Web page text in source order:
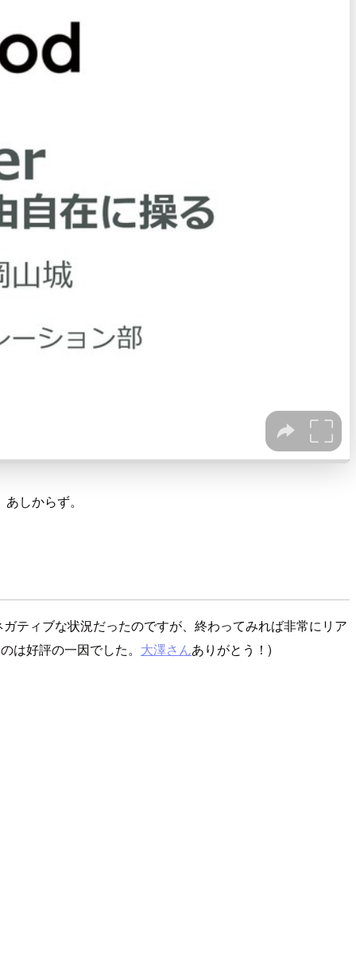
しからず。
ティブな状況だったのですが、終わってみれば非常にリア
は好評の一因でした。 大澤さんありがとう！)